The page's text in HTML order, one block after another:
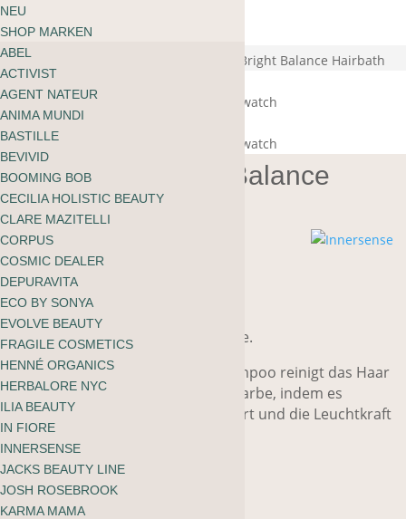
Start / Innersense Bright Balance Hairbath
Innersense Bright Balance
Hairbath
CHF35.00
Für eine ausgewogenere Haarfarbe.
Dieses natürliche, lilafarbene Shampoo reinigt das Haar
gründlich und sanft und tönt die Farbe, indem es
Messing- und Gelbtöne neutralisiert und die Leuchtkraft
verstärkt.
295ml
Warenkorb
kein Produkt gefunden
zu shoppen
ÜBER MOOI
BLOG
English
NEU
SHOP MARKEN
ABEL
ACTIVIST
AGENT NATEUR
ANIMA MUNDI
BASTILLE
BEVIVID
BOOMING BOB
CECILIA HOLISTIC BEAUTY
CLARE MAZITELLI
CORPUS
COSMIC DEALER
DEPURAVITA
ECO BY SONYA
EVOLVE BEAUTY
FRAGILE COSMETICS
HENNÉ ORGANICS
HERBALORE NYC
ILIA BEAUTY
IN FIORE
INNERSENSE
JACKS BEAUTY LINE
JOSH ROSEBROOK
KARMA MAMA